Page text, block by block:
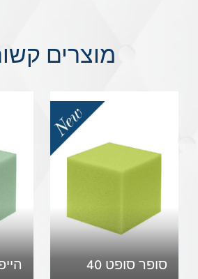
מוצרים
סופר סופט 40